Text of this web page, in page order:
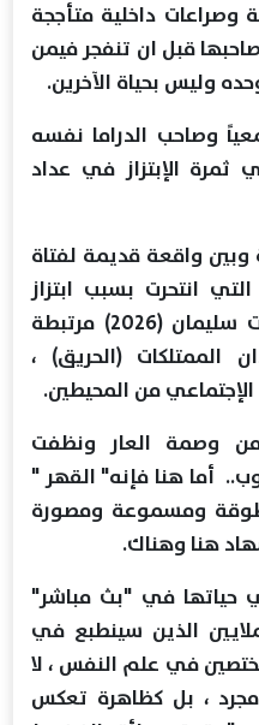
وصراعات داخلية متأججة
قبل ان تنفجر فيمن
وليس بحياة الآخرين.
وصاحب الدراما نفسه
الإبتزاز في عداد
وبين واقعة قديمة لفتاة
"بسنت خالد" (2022) التي انتحرت بسبب ابتزاز
بصور مفبركة.. ف حالة بسنت سليمان (2026) مرتبطة
الممتلكات (الحريق) ،
من المحيطين.
تخلصت من وصمة العار ونظفت
أما هنا فإنه" القهر "
ومسموعة ومصورة
هنا وهناك.
حياتها في "بث مباشر"
الذين سينطبع في
في علم النفس ، لا
مجرد ، بل كظاهرة تعكس